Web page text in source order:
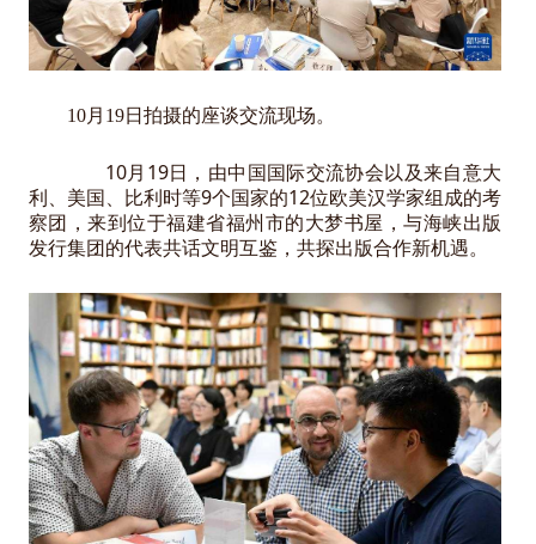
10月19日拍摄的座谈交流现场。
10月19日，由中国国际交流协会以及来自意大
利、美国、比利时等9个国家的12位欧美汉学家组成的考
察团，来到位于福建省福州市的大梦书屋，与海峡出版
发行集团的代表共话文明互鉴，共探出版合作新机遇。